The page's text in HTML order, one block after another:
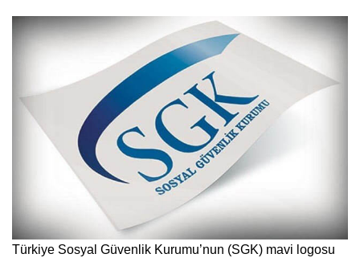
Türkiye Sosyal Güvenlik Kurumu’nun (SGK) mavi logosu